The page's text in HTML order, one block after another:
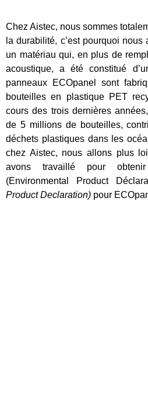
Chez Aistec, nous sommes
la durabilité, c’est pourquoi nous
un matériau qui, en plus de
acoustique, a été constitué
panneaux ECOpanel sont
bouteilles en plastique PET
cours des trois dernières
de 5 millions de bouteilles,
déchets plastiques dans les
chez Aistec, nous allons plus
avons travaillé pour
(Environmental Product
Product Declaration) pour